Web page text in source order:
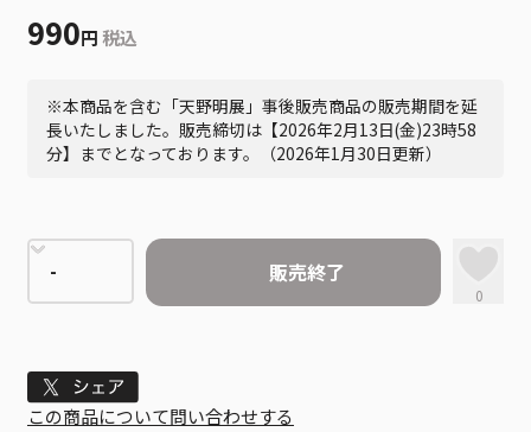
990円 税込
※本商品を含む「天野明展」事後販売商品の販売期間を延
長いたしました。販売締切は【2026年2月13日(金)23時58
分】までとなっております。（2026年1月30日更新）
販売終了
0
Tweet
この商品について問い合わせする